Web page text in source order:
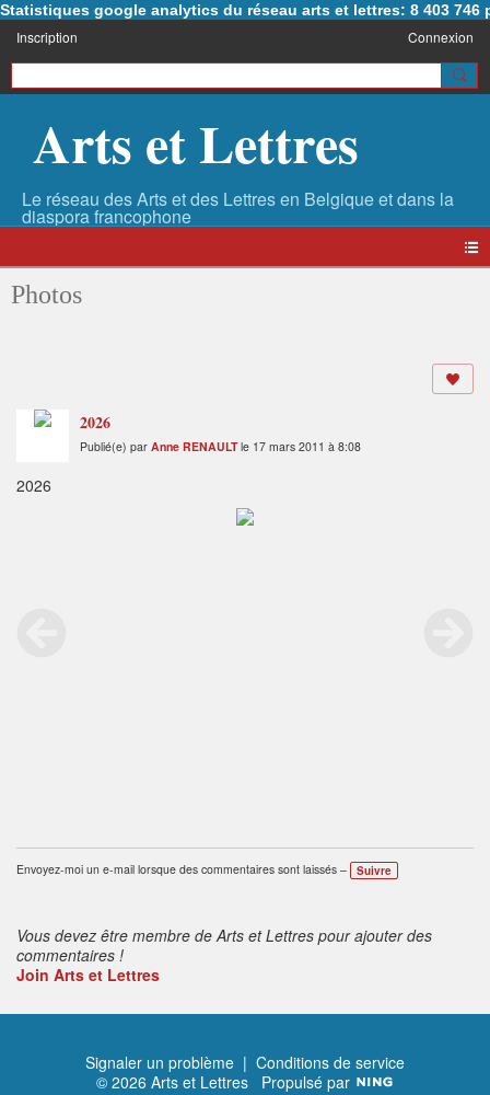
Statistiques google analytics du réseau arts et lettres: 8 403 746
Inscription Connexion
Arts et Lettres
Photos
2026
Publié(e) par Anne RENAULTle 17 mars 2011 à 8:08
2026
Envoyez-moi un e-mail lorsque des commentaires sont laissés – Suivre
Vous devez être membre de Arts et Lettres pour ajouter des
commentaires !
Join Arts et Lettres
Signaler un problème | Conditions de service
© 2026 Arts et Lettres Propulsé par